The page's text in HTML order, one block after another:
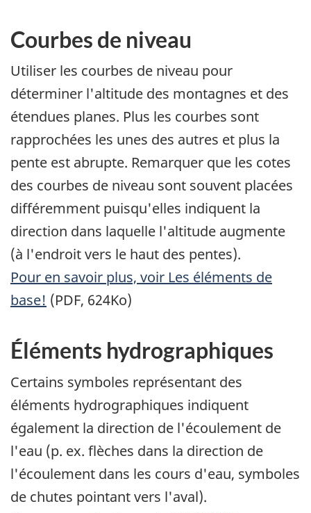
Courbes de niveau
Utiliser les courbes de niveau pour
déterminer l'altitude des montagnes et des
étendues planes. Plus les courbes sont
rapprochées les unes des autres et plus la
pente est abrupte. Remarquer que les cotes
des courbes de niveau sont souvent placées
différemment puisqu'elles indiquent la
direction dans laquelle l'altitude augmente
(à l'endroit vers le haut des pentes).
Pour en savoir plus, voir Les éléments de
base! (PDF, 624Ko)
Éléments hydrographiques
Certains symboles représentant des
éléments hydrographiques indiquent
également la direction de l'écoulement de
l'eau (p. ex. flèches dans la direction de
l'écoulement dans les cours d'eau, symboles
de chutes pointant vers l'aval).